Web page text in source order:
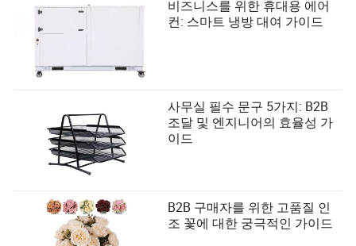
비즈니스를 위한 휴대용 에어
컨: 스마트 냉방 대여 가이드
사무실 필수 문구 5가지: B2B
조달 및 엔지니어의 효율성 가
이드
B2B 구매자를 위한 고품질 인
조 꽃에 대한 궁극적인 가이드